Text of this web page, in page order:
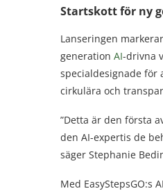
Startskott för ny
Lanseringen
generation AI-drivna
specialdesignade för
cirkulära och
”Detta är den första
den AI-expertis de
säger Stephanie
Med